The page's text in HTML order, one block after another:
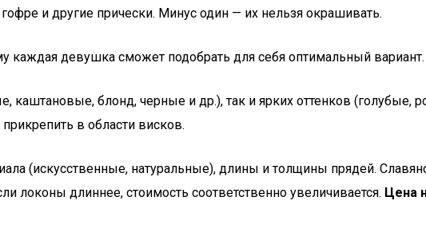
и другие прически. Минус один — их нельзя окрашивать.
каждая девушка сможет подобрать для себя оптимальный вариант.
каштановые, блонд, черные и др.), так и ярких оттенков
в области висков.
(искусственные, натуральные), длины и толщины прядей.
локоны длиннее, стоимость соответственно увеличивается. Цена